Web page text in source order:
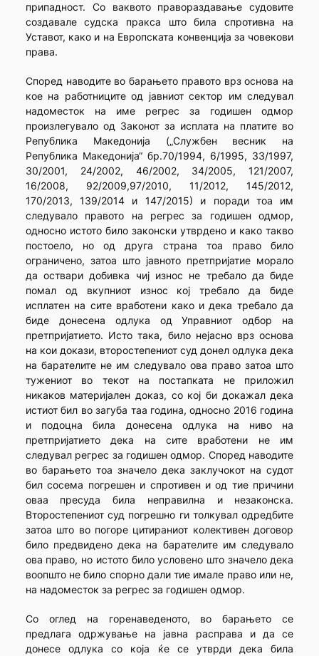
припадност. Со ваквото правораздавање судовите
создавале судска пракса што била спротивна на
Уставот, како и на Европската конвенција за човекови
права.
Според наводите во барањето правото врз основа на
кое на работниците од јавниот сектор им следувал
надоместок на име регрес за годишен одмор
произлегувало од Законот за исплата на платите во
Република Македонија („Службен весник на
Република Македонија“ бр.70/1994, 6/1995, 33/1997,
30/2001, 24/2002, 46/2002, 34/2005, 121/2007,
16/2008, 92/2009,97/2010, 11/2012, 145/2012,
170/2013, 139/2014 и 147/2015) и поради тоа им
следувало правото на регрес за годишен одмор,
односно истото било законски утврдено и како такво
постоело, но од друга страна тоа право било
ограничено, затоа што јавното претпријатие морало
да оствари добивка чиј износ не требало да биде
помал од вкупниот износ кој требало да биде
исплатен на сите вработени како и дека требало да
биде донесена одлука од Управниот одбор на
претпријатието. Исто така, било нејасно врз основа
на кои докази, второстепениот суд донел одлука дека
на барателите не им следувало ова право затоа што
тужениот во текот на постапката не приложил
никаков материјален доказ, со кој би докажал дека
истиот бил во загуба таа година, односно 2016 година
и подоцна била донесена одлука на ниво на
претпријатието дека на сите вработени не им
следувал регрес за годишен одмор. Според наводите
во барањето тоа значело дека заклучокот на судот
бил сосема погрешен и спротивен и од тие причини
оваа пресуда била неправилна и незаконска.
Второстепениот суд погрешно ги толкувал одредбите
затоа што во погоре цитираниот колективен договор
било предвидено дека на барателите им следувало
ова право, но истото било условено што значело дека
воопшто не било спорно дали тие имале право или не,
на надоместок за регрес за годишен одмор.
Со оглед на горенаведеното, во барањето се
предлага одржување на јавна расправа и да се
донесе одлука со која ќе се утврди дека била